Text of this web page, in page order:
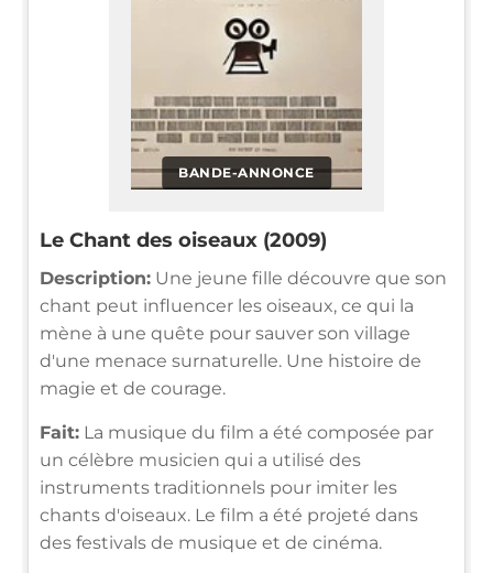
BANDE-ANNONCE
Le Chant des oiseaux (2009)
Description: Une jeune fille découvre que son
chant peut influencer les oiseaux, ce qui la
mène à une quête pour sauver son village
d'une menace surnaturelle. Une histoire de
magie et de courage.
Fait: La musique du film a été composée par
un célèbre musicien qui a utilisé des
instruments traditionnels pour imiter les
chants d'oiseaux. Le film a été projeté dans
des festivals de musique et de cinéma.